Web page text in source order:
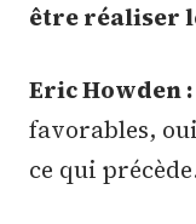
être réaliser
Eric Howden :
favorables,
ce qui